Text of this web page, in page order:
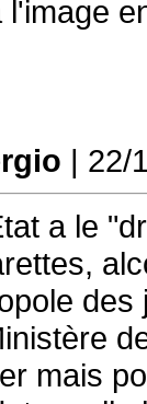
l'image
| 22/
a le
mais